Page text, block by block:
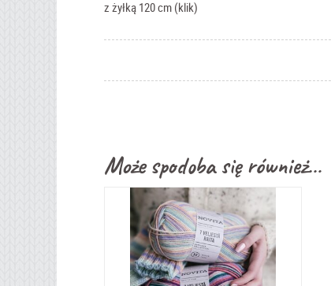
z żyłką 120 cm (klik)
Może spodoba się również…